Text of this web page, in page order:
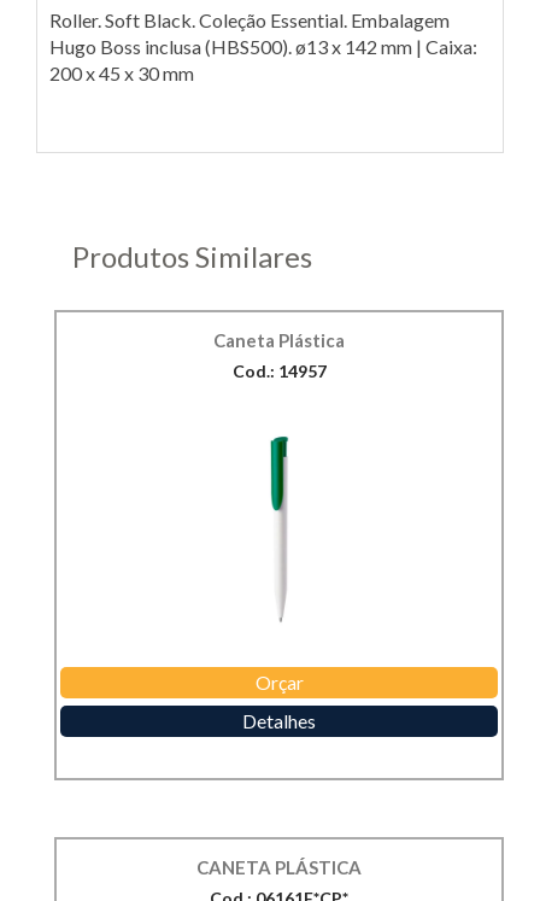
Roller. Soft Black. Coleção Essential. Embalagem
Hugo Boss inclusa (HBS500). ø13 x 142 mm | Caixa:
200 x 45 x 30 mm
Produtos Similares
Caneta Plástica
Cod.: 14957
Orçar
Detalhes
CANETA PLÁSTICA